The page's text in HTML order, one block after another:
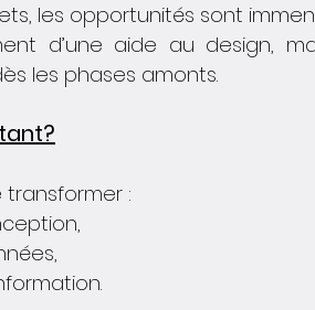
les opportunités sont
d’une aide au design,
les phases amonts.
transformer :